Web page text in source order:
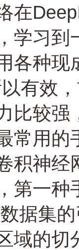
在
学习
各种现
有效
比较强
常用
积神经
第一种
据集
域的